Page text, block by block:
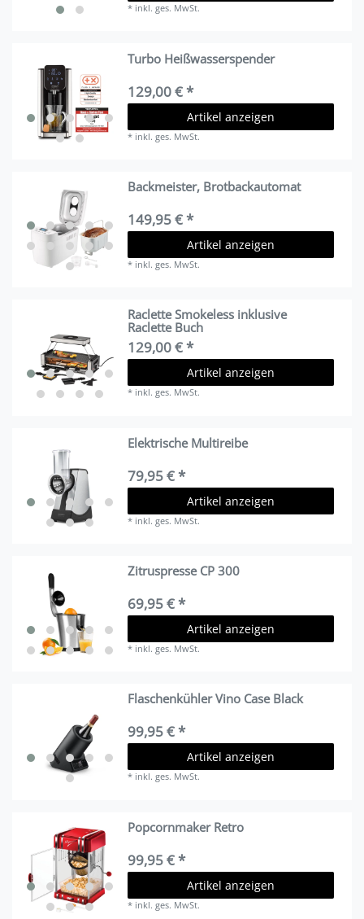
* inkl. ges. MwSt.
Turbo Heißwasserspender
129,00 € *
Artikel anzeigen
* inkl. ges. MwSt.
Backmeister, Brotbackautomat
149,95 € *
Artikel anzeigen
* inkl. ges. MwSt.
Raclette Smokeless inklusive
Raclette Buch
129,00 € *
Artikel anzeigen
* inkl. ges. MwSt.
Elektrische Multireibe
79,95 € *
Artikel anzeigen
* inkl. ges. MwSt.
Zitruspresse CP 300
69,95 € *
Artikel anzeigen
* inkl. ges. MwSt.
Flaschenkühler Vino Case Black
99,95 € *
Artikel anzeigen
* inkl. ges. MwSt.
Popcornmaker Retro
99,95 € *
Artikel anzeigen
* inkl. ges. MwSt.